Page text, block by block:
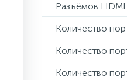
Разъёмов
Количество
Количество
Количество